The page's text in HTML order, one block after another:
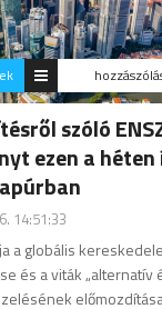
szóló
ezen a
14:51:33
a globális
és a viták „alternatív